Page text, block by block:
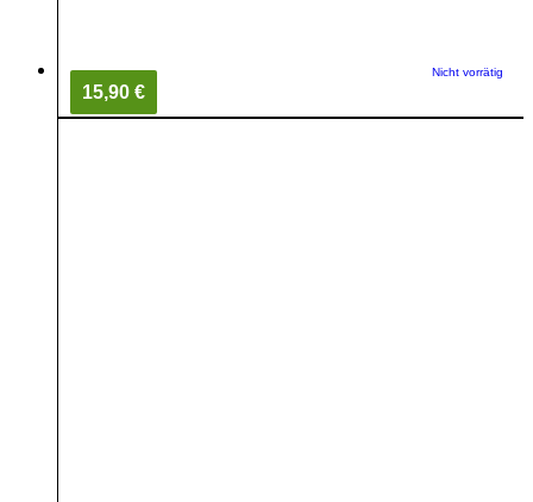
Nicht vorrätig
15,90 €